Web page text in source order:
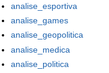
analise_esportiva
analise_games
analise_geopolitica
analise_medica
analise_politica